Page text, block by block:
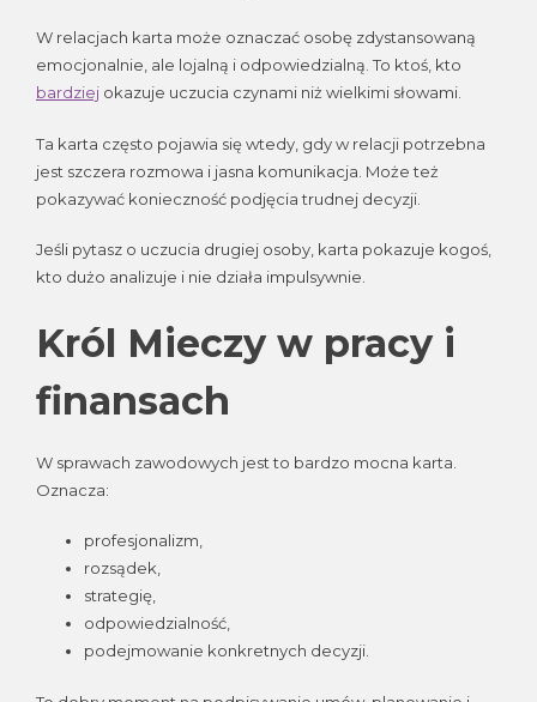
W relacjach karta może oznaczać osobę zdystansowaną
emocjonalnie, ale lojalną i odpowiedzialną. To ktoś, kto
bardziej okazuje uczucia czynami niż wielkimi słowami.
Ta karta często pojawia się wtedy, gdy w relacji potrzebna
jest szczera rozmowa i jasna komunikacja. Może też
pokazywać konieczność podjęcia trudnej decyzji.
Jeśli pytasz o uczucia drugiej osoby, karta pokazuje kogoś,
kto dużo analizuje i nie działa impulsywnie.
Król Mieczy w pracy i
finansach
W sprawach zawodowych jest to bardzo mocna karta.
Oznacza:
profesjonalizm,
rozsądek,
strategię,
odpowiedzialność,
podejmowanie konkretnych decyzji.